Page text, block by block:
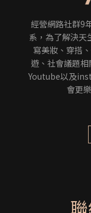
經營網路社群9
系，為了解決天
寫美妝、穿搭
遊、社會議題
Youtube以及
會更